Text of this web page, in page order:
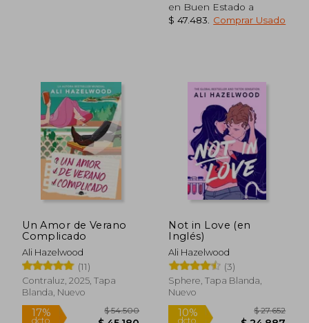
$ 21.814
10%
dcto.
en Buen Estado a
$ 47.483
Comprar Usado
Un Amor de Verano
Complicado
Ali Hazelwood
(11)
Contraluz, 2025, Tapa
Blanda, Nuevo
Not in Love (en
Inglés)
Ali Hazelwood
(3)
Sphere, Tapa Blanda,
Nuevo